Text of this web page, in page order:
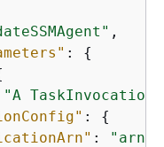
,
: {
"A
: {
: